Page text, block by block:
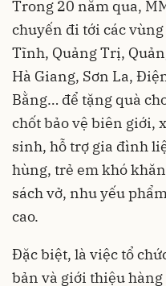
Trong 20 năm qua,
chuyến đi tới các
Tĩnh, Quảng Trị,
Hà Giang, Sơn La,
Bằng… để tặng quà
chốt bảo vệ biên giới,
sinh, hỗ trợ gia đình
hùng, trẻ em khó
sách vở, nhu yếu
cao.
Đặc biệt, là việc tổ
bản và giới thiệu